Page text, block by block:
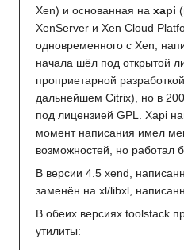
Xen) и основанная на xapi
XenServer и Xen Cloud
одновременного с Xen,
начала шёл под открытой
проприетарной
дальнейшем Citrix), но в
под лицензией GPL. Xapi
момент написания имел
возможностей, но работал
В версии 4.5 xend,
заменён на xl/libxl,
В обеих версиях toolstack
утилиты: